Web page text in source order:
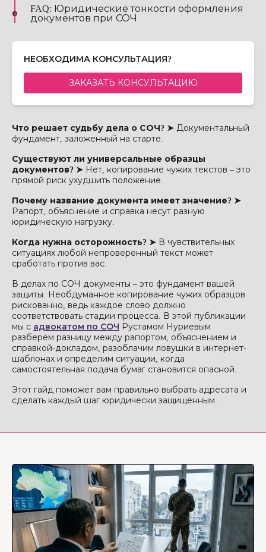
FAQ: Юридические тонкости оформления
документов при СОЧ
НЕОБХОДИМА КОНСУЛЬТАЦИЯ?
ЗАКАЗАТЬ КОНСУЛЬТАЦИЮ
Что решает судьбу дела о СОЧ? ➤ Документальный
фундамент, заложенный на старте.
Существуют ли универсальные образцы
документов? ➤ Нет, копирование чужих текстов – это
прямой риск ухудшить положение.
Почему название документа имеет значение? ➤
Рапорт, объяснение и справка несут разную
юридическую нагрузку.
Когда нужна осторожность? ➤ В чувствительных
ситуациях любой непроверенный текст может
сработать против вас.
В делах по СОЧ документы – это фундамент вашей
защиты. Необдуманное копирование чужих образцов
рискованно, ведь каждое слово должно
соответствовать стадии процесса. В этой публикации
мы с адвокатом по СОЧ Рустамом Нуриевым
разберём разницу между рапортом, объяснением и
справкой-докладом, разоблачим ловушки в интернет-
шаблонах и определим ситуации, когда
самостоятельная подача бумаг становится опасной.
Этот гайд поможет вам правильно выбрать адресата и
сделать каждый шаг юридически защищённым.